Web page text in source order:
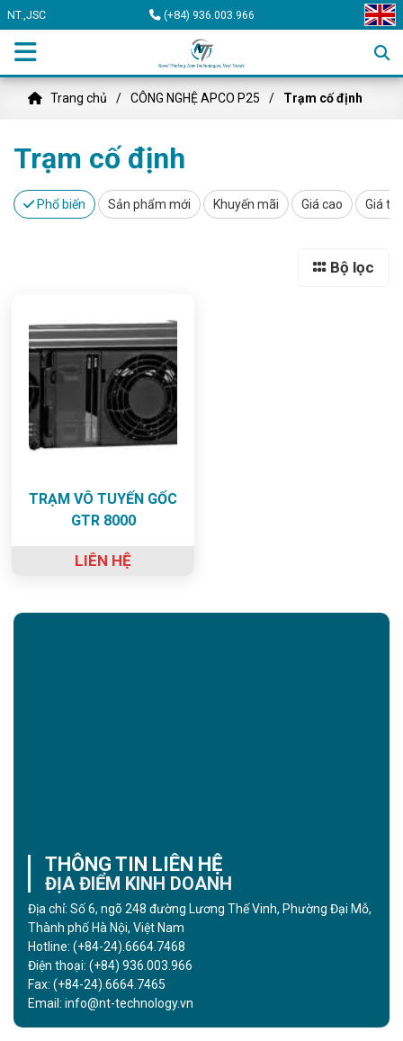
NT.,JSC (+84) 936.003.966
Trang chủ CÔNG NGHỆ APCO P25 Trạm cố định
Trạm cố định
Phổ biến Sản phẩm mới Khuyến mãi Giá cao Giá
Bộ lọc
TRẠM VÔ TUYẾN GỐC
GTR 8000
LIÊN HỆ
THÔNG TIN LIÊN HỆ
ĐỊA ĐIỂM KINH DOANH
Địa chỉ: Số 6, ngõ 248 đường Lương Thế Vinh, Phường Đại Mỗ,
Thành phố Hà Nội, Việt Nam
Hotline: (+84-24).6664.7468
Điện thoại: (+84) 936.003.966
Fax: (+84-24).6664.7465
Email: info@nt-technology.vn